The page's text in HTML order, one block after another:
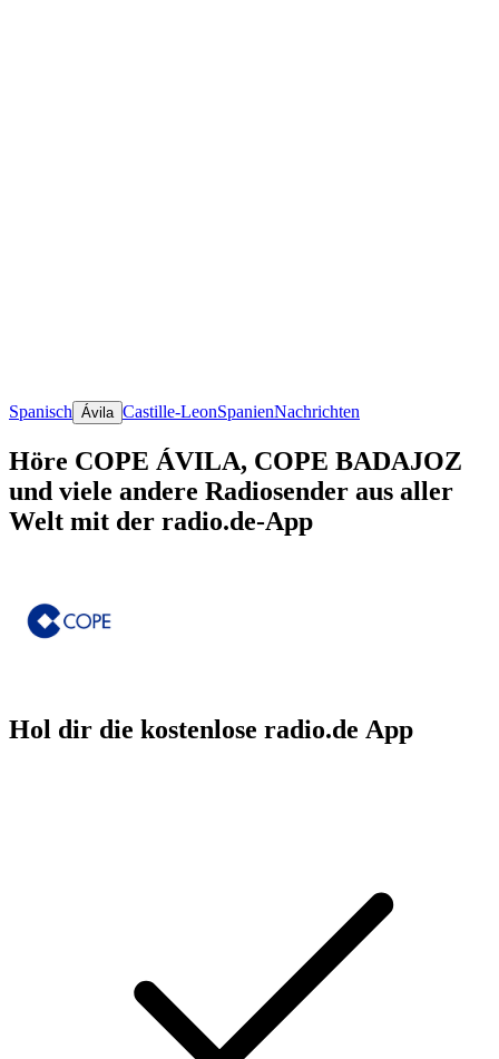
Spanisch Ávila Castille-LeonSpanienNachrichten
Höre COPE ÁVILA, COPE BADAJOZ
und viele andere Radiosender aus aller
Welt mit der radio.de-App
Hol dir die kostenlose radio.de App